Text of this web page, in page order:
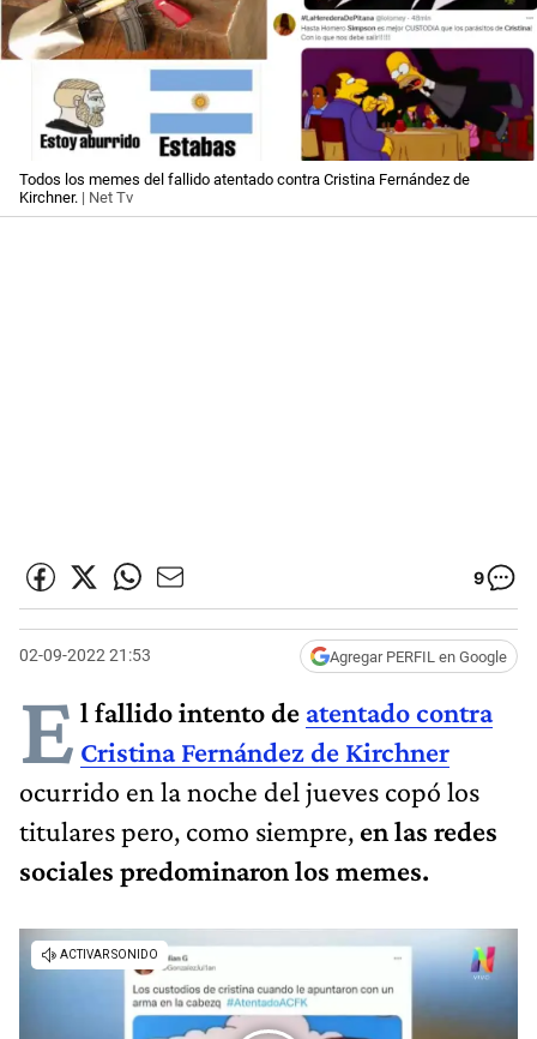
Todos los memes del fallido atentado contra Cristina Fernández de
Kirchner. | Net Tv
9
02-09-2022 21:53 Agregar PERFIL en Google
E l fallido intento de atentado contra
Cristina Fernández de Kirchner
ocurrido en la noche del jueves copó los
titulares pero, como siempre, en las redes
sociales predominaron los memes.